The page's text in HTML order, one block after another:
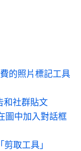
的照片標記工具
和社群貼文
圖中加入對話框
取工具」